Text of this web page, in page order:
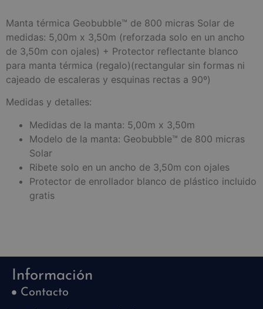
Manta térmica Geobubble™ de 800 micras Solar de
medidas: 5,00m x 3,50m (reforzada solo en un ancho
de 3,50m con ojales) + Protector reflectante blanco
para manta térmica (regalo)(rectangular sin formas ni
cajeado de escaleras y esquinas rectas a 90º)
Medidas y detalles:
Medidas de la manta: 5,00m x 3,50m
Modelo de la manta: Geobubble™ de 800 micras
Solar
Ribete solo en un ancho de 3,50m con ojales
Protector de enrollador blanco de plástico incluido
gratis
Información
Contacto